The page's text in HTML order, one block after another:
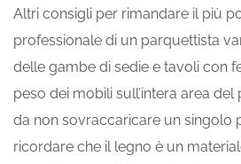
Altri consigli per rimandare il più
professionale di un parquettista
delle gambe di sedie e tavoli con
peso dei mobili sull’intera area
da non sovraccaricare un singolo
ricordare che il legno è un